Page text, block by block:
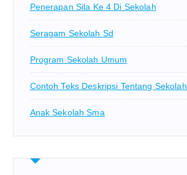
Penerapan Sila Ke 4 Di Sekolah
Seragam Sekolah Sd
Program Sekolah Umum
Contoh Teks Deskripsi Tentang Sekolah
Anak Sekolah Sma